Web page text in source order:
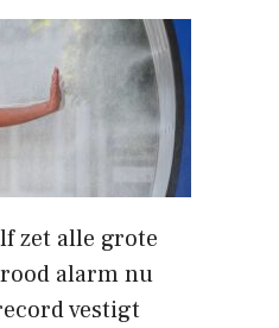
zet alle grote
alarm nu
vestigt